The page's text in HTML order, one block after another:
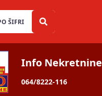
Info Nekretnine
064/8222-116